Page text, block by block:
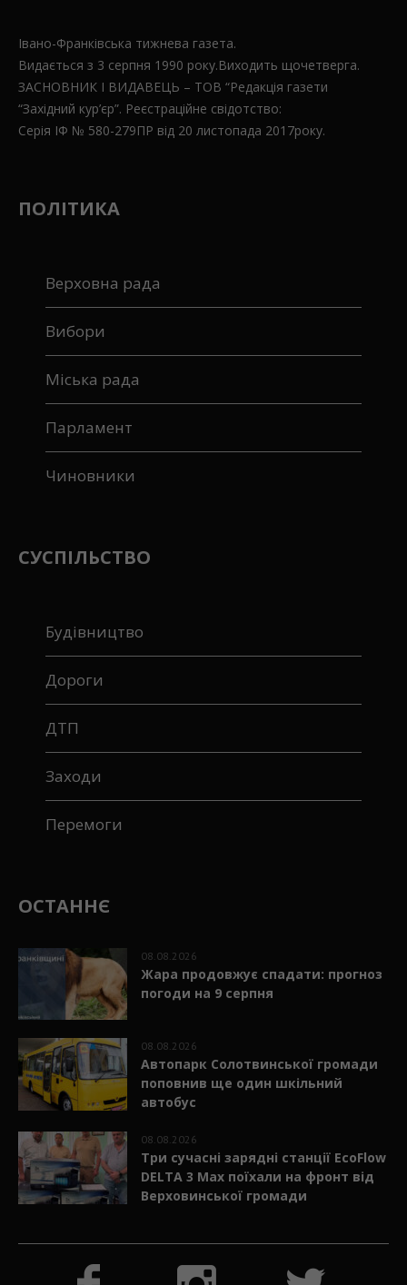
Івано-Франківська тижнева газета.
Видається з 3 серпня 1990 року.Виходить щочетверга.
ЗАСНОВНИК І ВИДАВЕЦЬ – ТОВ “Редакція газети
“Західний кур’єр”. Реєстраційне свідотство:
Серія ІФ № 580-279ПР від 20 листопада 2017року.
ПОЛІТИКА
Верховна рада
Вибори
Міська рада
Парламент
Чиновники
СУСПІЛЬСТВО
Будівництво
Дороги
ДТП
Заходи
Перемоги
ОСТАННЄ
08.08.2026
Жара продовжує спадати: прогноз
погоди на 9 серпня
08.08.2026
Автопарк Солотвинської громади
поповнив ще один шкільний
автобус
08.08.2026
Три сучасні зарядні станції EcoFlow
DELTA 3 Max поїхали на фронт від
Верховинської громади